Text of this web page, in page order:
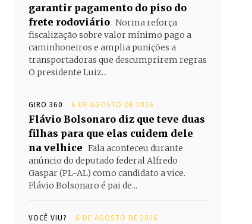
garantir pagamento do piso do
frete rodoviário Norma reforça
fiscalização sobre valor mínimo pago a
caminhoneiros e amplia punições a
transportadoras que descumprirem regras
O presidente Luiz...
GIRO 360 6 DE AGOSTO DE 2026
Flávio Bolsonaro diz que teve duas
filhas para que elas cuidem dele
na velhice Fala aconteceu durante
anúncio do deputado federal Alfredo
Gaspar (PL-AL) como candidato a vice.
Flávio Bolsonaro é pai de...
VOCÊ VIU? 6 DE AGOSTO DE 2026